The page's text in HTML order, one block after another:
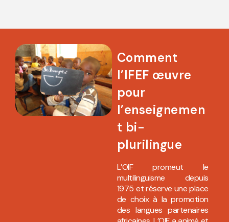
Comment
l’IFEF œuvre
pour
l’enseignemen
t bi-
plurilingue
L’OIF promeut le
multilinguisme depuis
1975 et réserve une place
de choix à la promotion
des langues partenaires